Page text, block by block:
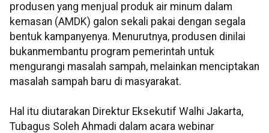
produsen yang menjual produk air minum dalam
kemasan (AMDK) galon sekali pakai dengan segala
bentuk kampanyenya. Menurutnya, produsen dinilai
bukanmembantu program pemerintah untuk
mengurangi masalah sampah, melainkan menciptakan
masalah sampah baru di masyarakat.
Hal itu diutarakan Direktur Eksekutif Walhi Jakarta,
Tubagus Soleh Ahmadi dalam acara webinar